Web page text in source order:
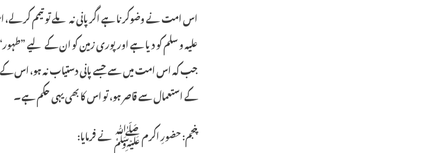
اس امت نے وضوکرنا ہے اگر پانی نہ ملے توتیمم کر
علیہ و سلم کو دیا ہے اور پوری زمین کو ان کے لیے
جب کہ اس امت میں سے جسے پانی دستیاب نہ ہو، اس کے
کے استعمال سے قاصر ہو، تو اس کا بھی یہی حکم ہے۔
پنجم: حضورِ اکرم ﷺ نے فرمایا: